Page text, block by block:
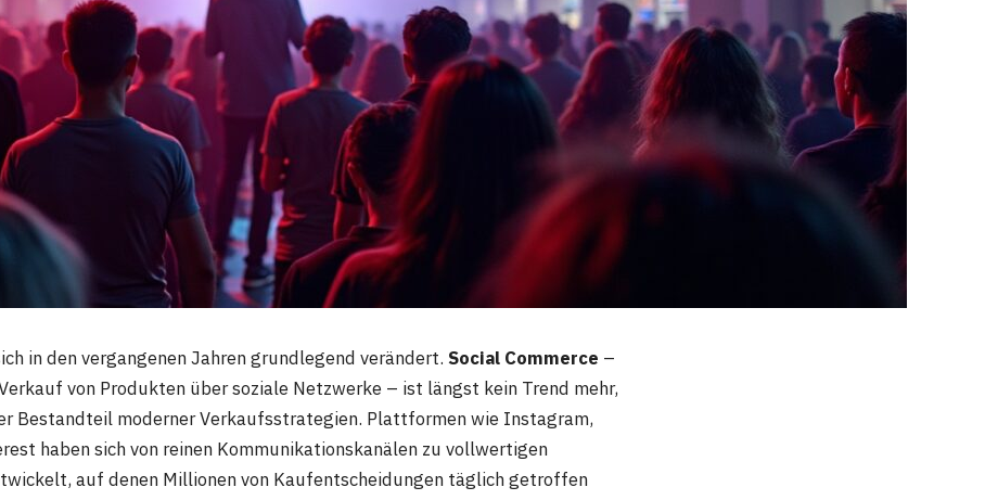
in den vergangenen Jahren grundlegend verändert. Social Commerce –
von Produkten über soziale Netzwerke – ist längst kein Trend mehr,
Bestandteil moderner Verkaufsstrategien. Plattformen wie Instagram,
haben sich von reinen Kommunikationskanälen zu vollwertigen
auf denen Millionen von Kaufentscheidungen täglich getroffen